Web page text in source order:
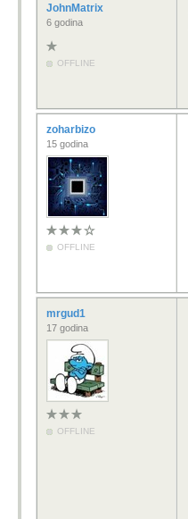
JohnMatrix
6 godina
OFFLINE
zoharbizo
15 godina
OFFLINE
mrgud1
17 godina
OFFLINE